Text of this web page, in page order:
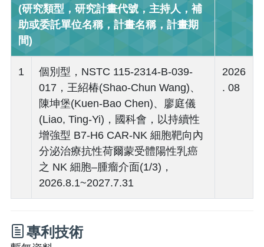
(研究類型，研究計畫代號，主持人，補
助或委託單位名稱，計畫名稱，計畫期
間)
1
個別型，NSTC 115-2314-B-039-
017，王紹椿(Shao-Chun Wang)、
陳坤堡(Kuen-Bao Chen)、廖庭儀
(Liao, Ting-Yi)，國科會，以持續性
增強型 B7-H6 CAR-NK 細胞靶向內
分泌治療抗性荷爾蒙受體陽性乳癌
之 NK 細胞–腫瘤介面(1/3)，
2026.8.1~2027.7.31
2026
. 08
專利技術